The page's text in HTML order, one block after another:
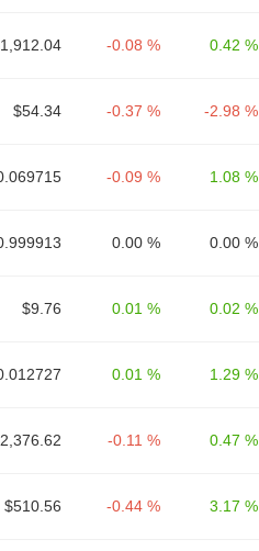
-0.08 % 0.42 %
$54.34 -0.37 % -2.98 %
-0.09 % 1.08 %
0.00 % 0.00 %
$9.76 0.01 % 0.02 %
0.01 % 1.29 %
-0.11 % 0.47 %
$510.56 -0.44 % 3.17 %